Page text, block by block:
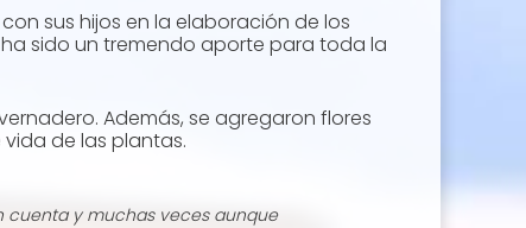
sus hijos en la elaboración de los
sido un tremendo aporte para toda la
Además, se agregaron flores
de las plantas.
cuenta y muchas veces aunque